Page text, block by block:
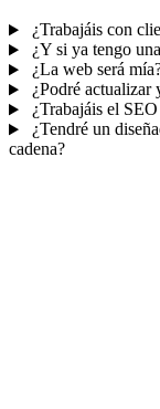
¿Trabajáis con
¿Y si ya tengo
¿La web será
¿Podré actualizar
¿Trabajáis el
¿Tendré un
cadena?